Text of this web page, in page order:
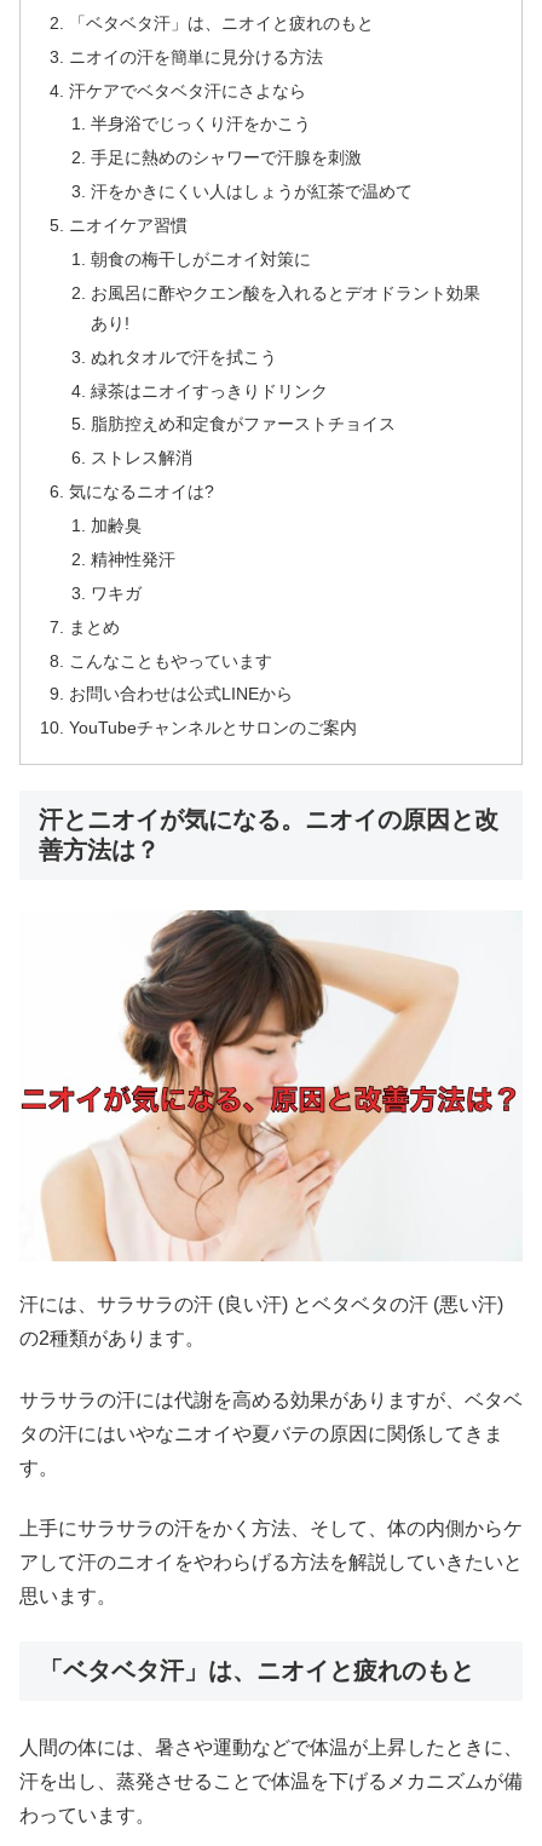
「ベタベタ汗」は、ニオイと疲れのもと
ニオイの汗を簡単に見分ける方法
汗ケアでベタベタ汗にさよなら
半身浴でじっくり汗をかこう
手足に熱めのシャワーで汗腺を刺激
汗をかきにくい人はしょうが紅茶で温めて
ニオイケア習慣
朝食の梅干しがニオイ対策に
お風呂に酢やクエン酸を入れるとデオドラント効果
あり!
ぬれタオルで汗を拭こう
緑茶はニオイすっきりドリンク
脂肪控えめ和定食がファーストチョイス
ストレス解消
気になるニオイは?
加齢臭
精神性発汗
ワキガ
まとめ
こんなこともやっています
お問い合わせは公式LINEから
YouTubeチャンネルとサロンのご案内
汗とニオイが気になる。ニオイの原因と改
善方法は？
汗には、サラサラの汗 (良い汗) とベタベタの汗 (悪い汗)
の2種類があります。
サラサラの汗には代謝を高める効果がありますが、ベタベ
タの汗にはいやなニオイや夏バテの原因に関係してきま
す。
上手にサラサラの汗をかく方法、そして、体の内側からケ
アして汗のニオイをやわらげる方法を解説していきたいと
思います。
「ベタベタ汗」は、ニオイと疲れのもと
人間の体には、暑さや運動などで体温が上昇したときに、
汗を出し、蒸発させることで体温を下げるメカニズムが備
わっています。